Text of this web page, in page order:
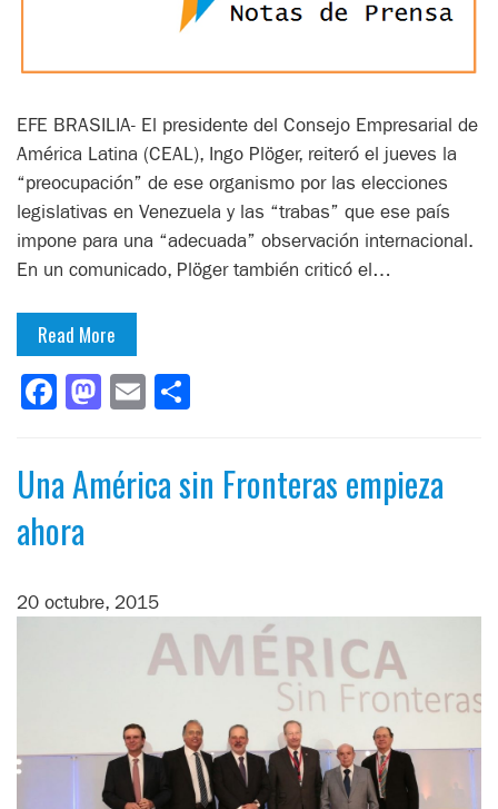
EFE BRASILIA- El presidente del Consejo Empresarial de
América Latina (CEAL), Ingo Plöger, reiteró el jueves la
“preocupación” de ese organismo por las elecciones
legislativas en Venezuela y las “trabas” que ese país
impone para una “adecuada” observación internacional.
En un comunicado, Plöger también criticó el…
Read More
Facebook
Mastodon
Email
Una América sin Fronteras empieza
ahora
20 octubre, 2015